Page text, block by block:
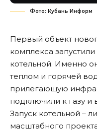
Фото: Кубань Информ
Первый объект
комплекса
котельной. Именно
теплом и горячей
прилегающую
подключили к газу и
Запуск котельной –
масштабного